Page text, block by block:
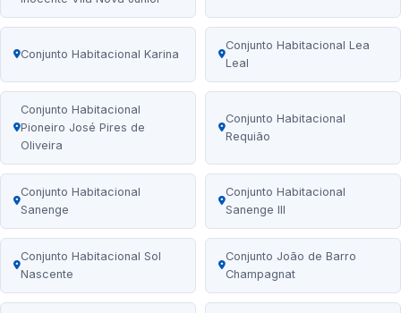
Conjunto Habitacional Karina
Conjunto Habitacional Lea
Leal
Conjunto Habitacional
Pioneiro José Pires de
Oliveira
Conjunto Habitacional
Requião
Conjunto Habitacional
Sanenge
Conjunto Habitacional
Sanenge III
Conjunto Habitacional Sol
Nascente
Conjunto João de Barro
Champagnat